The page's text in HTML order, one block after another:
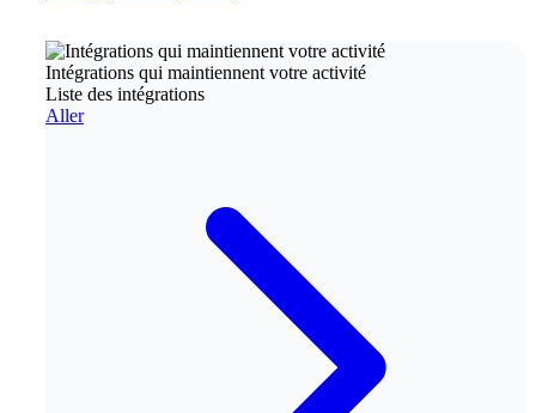
Intégrations qui maintiennent votre activité
Liste des intégrations
Aller